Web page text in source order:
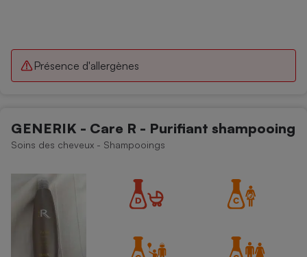
Présence d'allergènes
GENERIK - Care R - Purifiant shampooing
Soins des cheveux - Shampooings